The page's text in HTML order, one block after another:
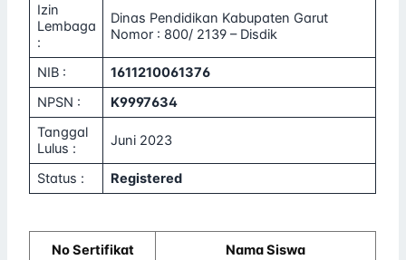
Izin
Lembaga
:
Dinas Pendidikan Kabupaten Garut
Nomor : 800/ 2139 – Disdik
NIB :
1611210061376
NPSN :
K9997634
Tanggal
Lulus :
Juni 2023
Status : Registered
No Sertifikat Nama Siswa